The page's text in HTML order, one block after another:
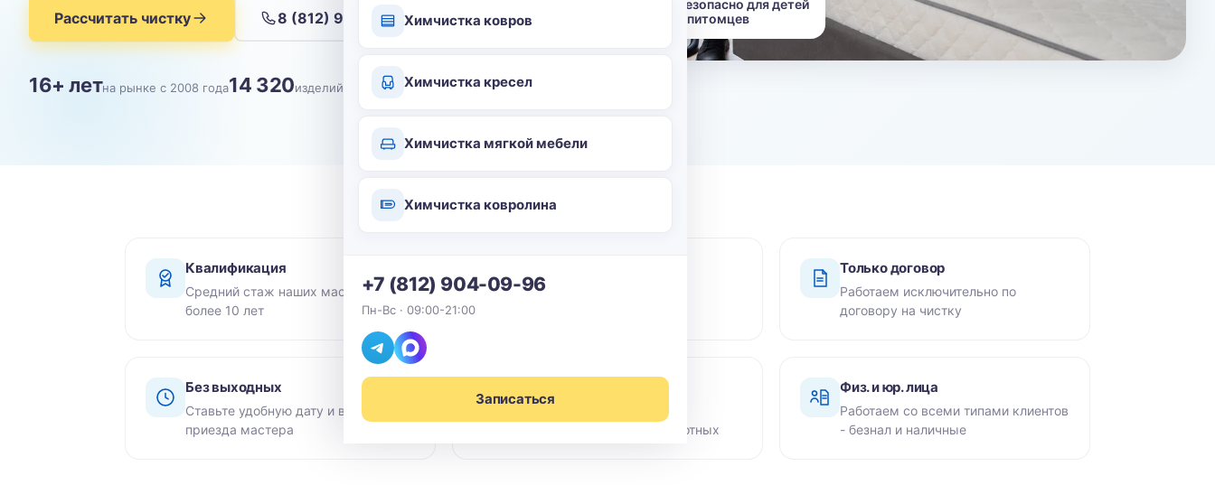
Химчистка ковров
Химчистка кресел
Химчистка мягкой мебели
Химчистка ковролина
+7 (812) 904-09-96
Пн-Вс · 09:00-21:00
Записаться
Рассчитать чистку 8 (812) 904-09-96
16+ летна рынке с 2008 года14 320изделий почищено
Безопасно для детей
и питомцев
Квалификация
Средний стаж наших мастеров -
более 10 лет
По СПб в пределах КАД -
Только договор
Работаем исключительно по
договору на чистку
Без выходных
Ставьте удобную дату и время
приезда мастера
Гипоаллергенные средства,
безопасно для детей и животных
Физ. и юр. лица
Работаем со всеми типами клиентов
- безнал и наличные